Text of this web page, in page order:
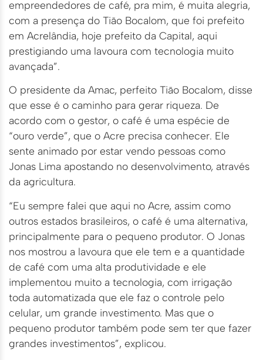
empreendedores de café, pra mim, é muita alegria,
com a presença do Tião Bocalom, que foi prefeito
em Acrelândia, hoje prefeito da Capital, aqui
prestigiando uma lavoura com tecnologia muito
avançada”.
O presidente da Amac, perfeito Tião Bocalom, disse
que esse é o caminho para gerar riqueza. De
acordo com o gestor, o café é uma espécie de
“ouro verde”, que o Acre precisa conhecer. Ele
sente animado por estar vendo pessoas como
Jonas Lima apostando no desenvolvimento, através
da agricultura.
“Eu sempre falei que aqui no Acre, assim como
outros estados brasileiros, o café é uma alternativa,
principalmente para o pequeno produtor. O Jonas
nos mostrou a lavoura que ele tem e a quantidade
de café com uma alta produtividade e ele
implementou muito a tecnologia, com irrigação
toda automatizada que ele faz o controle pelo
celular, um grande investimento. Mas que o
pequeno produtor também pode sem ter que fazer
grandes investimentos”, explicou.